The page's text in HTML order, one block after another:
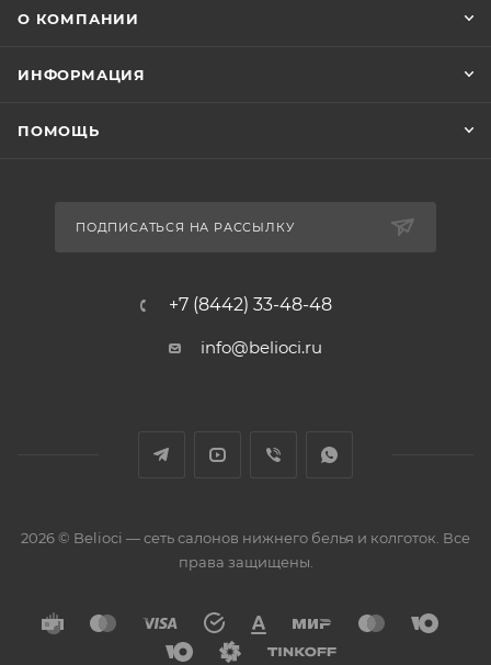
О КОМПАНИИ
ИНФОРМАЦИЯ
ПОМОЩЬ
ПОДПИСАТЬСЯ НА РАССЫЛКУ
+7 (8442) 33-48-48
info@belioci.ru
2026 © Belioci — сеть салонов нижнего белья и колготок. Все
права защищены.